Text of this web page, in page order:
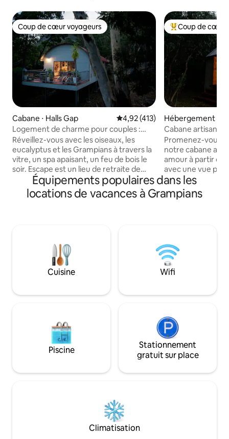
Coup de cœur voyageurs
Coup de cœur voyageurs
Cabane ⋅ Halls Gap Évaluation moyenne sur la
4,92 (413)
Logement de charme pour couples :
forêt, spa et feu de bois
Réveillez-vous avec les oiseaux, les
eucalyptus et les Grampians à travers la
vitre, un spa apaisant, un feu de bois le
soir. Escape est un lieu de retraite de
charme pour les couples, situé sur un
double bloc forestier privé :
suffisamment proche pour marcher
parois en verre rendent cet endroit
unique. » (Jolanta, 2026) Spa, feu de
bois, terrasse surélevée (ma préférée),
cuisine équipée et une grande
vous évader.
Coups de cœur
Coup de cœur
Hébergement ⋅
Cabane
(Gariwerd)
Promenez-vous
notre cabane
amour à partir de
avec une vue
souffle sur notre
les montagnes
blottissez-vous
vue sur les zones
Les promenades
minutes à pied,
café, la brasserie
connecter !
Équipements populaires dans les
locations de vacances à Grampians
Cuisine Wifi
Piscine
Stationnement
gratuit sur place
Climatisation